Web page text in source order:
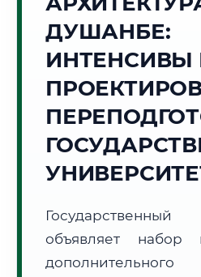
Г.
2026 г.
Погода в г. Душанбе:
🌅 Восход:05:34
📍 Региональная справка
Субъект:
ДУШАНБЕ:
ИНТЕНСИВЫ
объявляет набор
дополнительного